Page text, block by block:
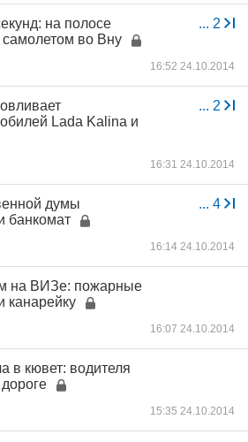
... 2
на полосе
во Вну
16:52 24.10.2014
... 2
Lada Kalina и
16:31 24.10.2014
... 4
думы
банкомат
16:14 24.10.2014
на ВИЗе: пожарные
канарейку
16:07 24.10.2014
кювет: водителя
15:35 24.10.2014